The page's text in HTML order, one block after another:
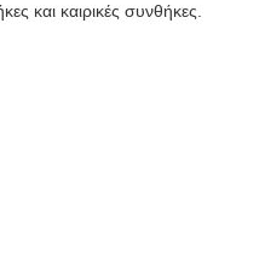
και καιρικές συνθήκες.